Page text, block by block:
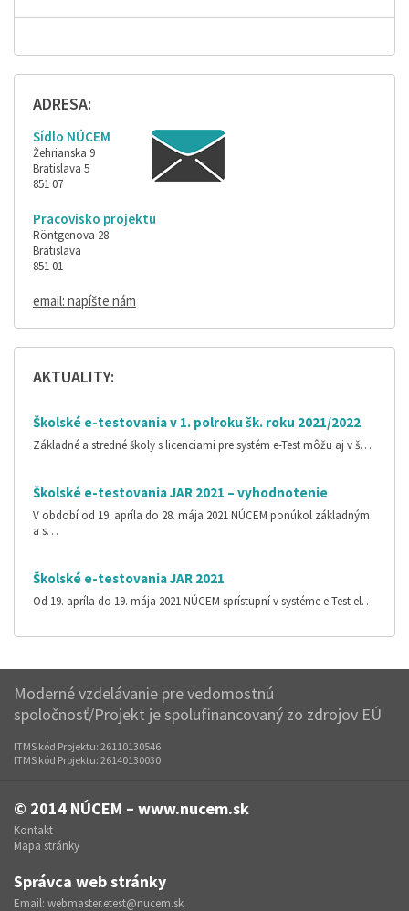
ADRESA:
Sídlo NÚCEM
Žehrianska 9
Bratislava 5
851 07
Pracovisko projektu
Röntgenova 28
Bratislava
851 01
email: napíšte nám
AKTUALITY:
Školské e-testovania v 1. polroku šk. roku 2021/2022
Základné a stredné školy s licenciami pre systém e-Test môžu aj v š…
Školské e-testovania JAR 2021 – vyhodnotenie
V období od 19. apríla do 28. mája 2021 NÚCEM ponúkol základným
a s…
Školské e-testovania JAR 2021
Od 19. apríla do 19. mája 2021 NÚCEM sprístupní v systéme e-Test el…
Moderné vzdelávanie pre vedomostnú
spoločnosť/Projekt je spolufinancovaný zo zdrojov EÚ
ITMS kód Projektu: 26110130546
ITMS kód Projektu: 26140130030
© 2014 NÚCEM – www.nucem.sk
Kontakt
Mapa stránky
Správca web stránky
Email: webmaster.etest@nucem.sk